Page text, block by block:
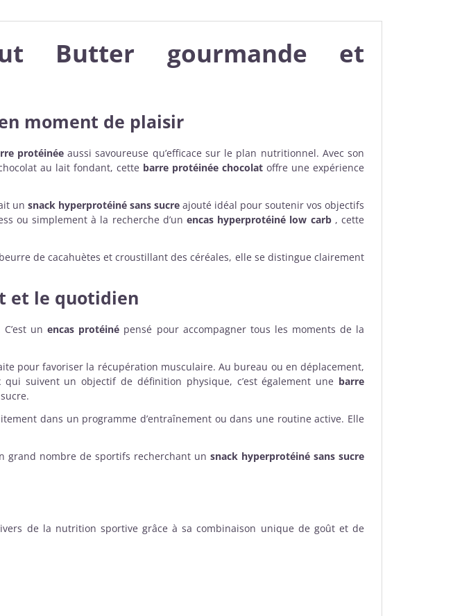
Butter gourmande et
moment de plaisir
protéinée aussi savoureuse qu’efficace sur le plan nutritionnel. Avec son
au lait fondant, cette barre protéinée chocolat offre une expérience
un snack hyperprotéiné sans sucreajouté idéal pour soutenir vos objectifs
ou simplement à la recherche d’unencas hyperprotéiné low carb, cette
de cacahuètes et croustillant des céréales, elle se distingue clairement
et le quotidien
C’est unencas protéiné pensé pour accompagner tous les moments de la
pour favoriser la récupération musculaire. Au bureau ou en déplacement,
suivent un objectif de définition physique, c’est également une barre
dans un programme d’entraînement ou dans une routine active. Elle
grand nombre de sportifs recherchant un snack hyperprotéiné sans sucre
de la nutrition sportive grâce à sa combinaison unique de goût et de